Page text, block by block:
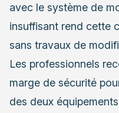
avec le système de
insuffisant rend cette
sans travaux de
Les professionnels
marge de sécurité
des deux